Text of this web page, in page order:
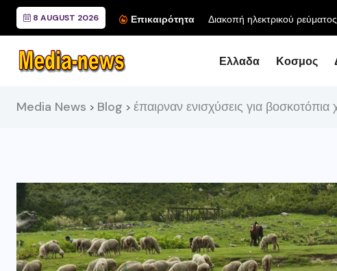
8 AUGUST 2026 Επικαιρότητα Διακοπή ηλεκτρικού
Ελλαδα Κοσμος
Media News > Blog > έπαιρναν ενισχύσεις για